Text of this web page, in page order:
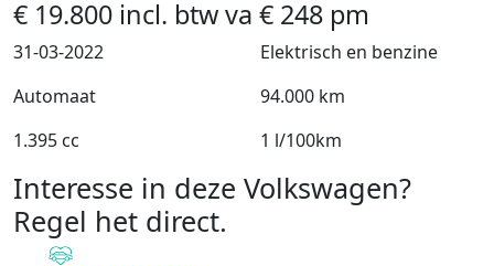
€ 19.800 incl. btwva € 248 pm
31-03-2022
Elektrisch en benzine
Automaat
94.000 km
1.395 cc
1 l/100km
Interesse in deze Volkswagen?
Regel het direct.